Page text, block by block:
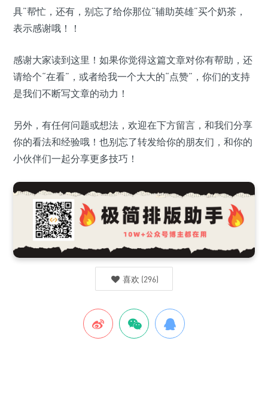
具”帮忙，还有，别忘了给你那位“辅助英雄”买个奶茶，
表示感谢哦！！
感谢大家读到这里！如果你觉得这篇文章对你有帮助，还
请给个“在看”，或者给我一个大大的“点赞”，你们的支持
是我们不断写文章的动力！
另外，有任何问题或想法，欢迎在下方留言，和我们分享
你的看法和经验哦！也别忘了转发给你的朋友们，和你的
小伙伴们一起分享更多技巧！
喜欢 (296)